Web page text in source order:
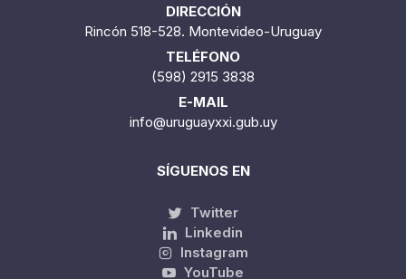
DIRECCIÓN
Rincón 518-528. Montevideo-Uruguay
TELÉFONO
(598) 2915 3838
E-MAIL
info@uruguayxxi.gub.uy
SÍGUENOS EN
Twitter
Linkedin
Instagram
YouTube